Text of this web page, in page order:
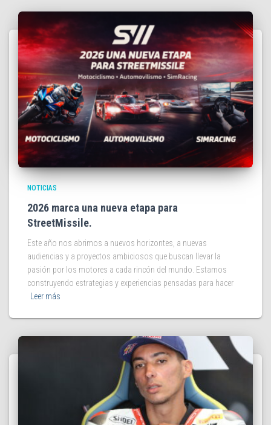
NOTICIAS
2026 marca una nueva etapa para
StreetMissile.
Este año nos abrimos a nuevos horizontes, a nuevas
audiencias y a proyectos ambiciosos que buscan llevar la
pasión por los motores a cada rincón del mundo. Estamos
construyendo estrategias y experiencias pensadas para hacer
Leer más